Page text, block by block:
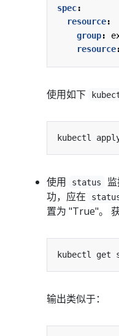
spec:
resource:
group:
resource:
使用如下
使用 status
功，应在
置为 "True"。
输出类似于：